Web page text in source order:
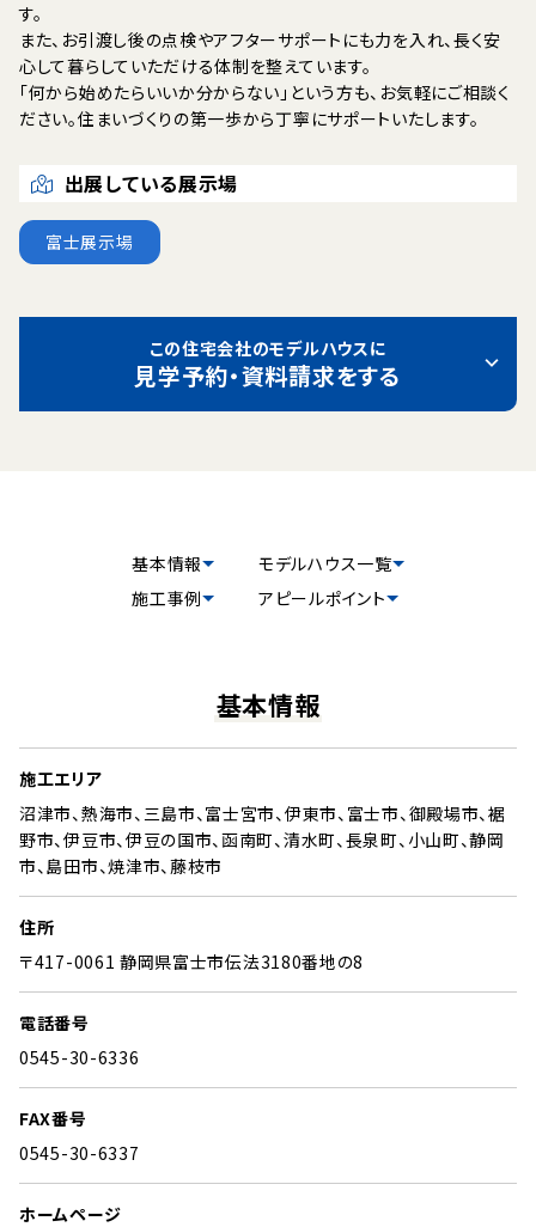
す。
また、お引渡し後の点検やアフターサポートにも力を入れ、長く安
心して暮らしていただける体制を整えています。
「何から始めたらいいか分からない」という方も、お気軽にご相談く
ださい。住まいづくりの第一歩から丁寧にサポートいたします。
出展している展示場
富士展示場
この住宅会社のモデルハウスに
見学予約・資料請求をする
基本情報
モデルハウス一覧
施工事例
アピールポイント
基本情報
施工エリア
沼津市、熱海市、三島市、富士宮市、伊東市、富士市、御殿場市、裾
野市、伊豆市、伊豆の国市、函南町、清水町、長泉町、小山町、静岡
市、島田市、焼津市、藤枝市
住所
〒417-0061 静岡県富士市伝法3180番地の8
電話番号
0545-30-6336
FAX番号
0545-30-6337
ホームページ